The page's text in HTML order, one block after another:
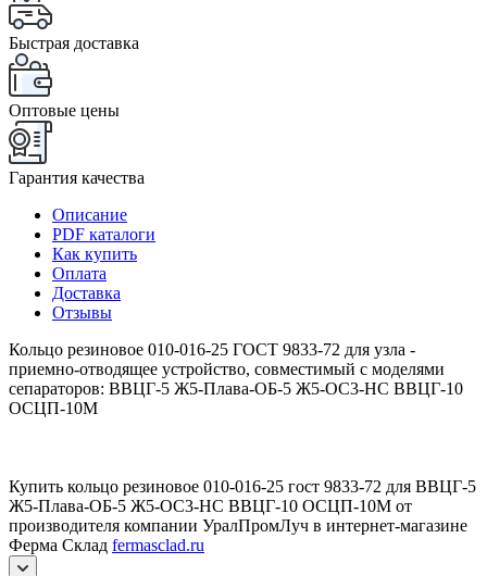
Быстрая доставка
Оптовые цены
Гарантия качества
Описание
PDF каталоги
Как купить
Оплата
Доставка
Отзывы
Кольцо резиновое 010-016-25 ГОСТ 9833-72 для узла -
приемно-отводящее устройство, совместимый с моделями
сепараторов: ВВЦГ-5 Ж5-Плава-ОБ-5 Ж5-ОС3-НС ВВЦГ-10
ОСЦП-10М
Купить кольцо резиновое 010-016-25 гост 9833-72 для ВВЦГ-5
Ж5-Плава-ОБ-5 Ж5-ОС3-НС ВВЦГ-10 ОСЦП-10М от
производителя компании УралПромЛуч в интернет-магазине
Ферма Склад fermasclad.ru